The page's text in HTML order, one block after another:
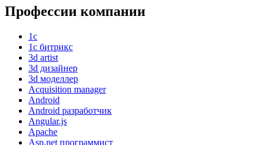
Профессии компании
1с
1с битрикс
3d artist
3d дизайнер
3d моделлер
Acquisition manager
Android
Android разработчик
Angular.js
Apache
Asp.net программист